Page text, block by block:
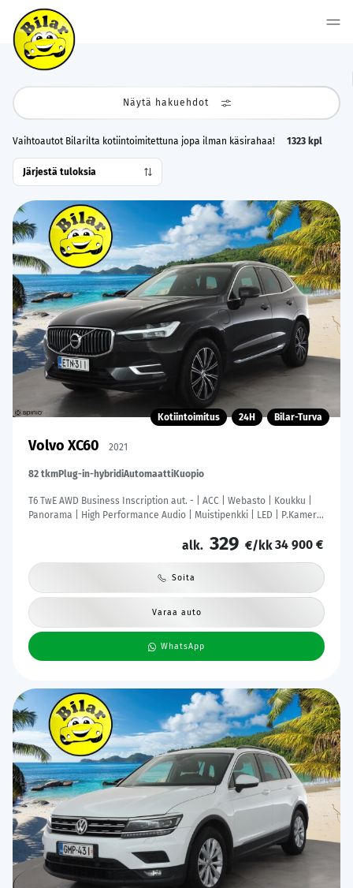
Näytä hakuehdot
Vaihtoautot Bilarilta kotiintoimitettuna jopa ilman käsirahaa! 1323 kpl
Kotiintoimitus 24H Bilar-Turva
Volvo XC60 2021
82 tkmPlug-in-hybridiAutomaattiKuopio
T6 TwE AWD Business Inscription aut. - | ACC | Webasto | Koukku |
Panorama | High Performance Audio | Muistipenkki | LED | P.Kamera
alk. 329 €/kk34 900 €
Soita
Varaa auto
WhatsApp